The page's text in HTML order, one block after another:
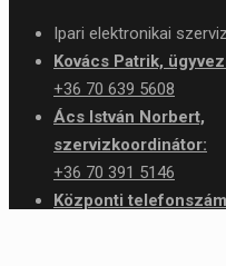
Ipari elektronikai szerviz
Kovács Patrik,
+36 70 639 5608
Ács István Norbert,
szervizkoordinátor:
+36 70 391 5146
Központi